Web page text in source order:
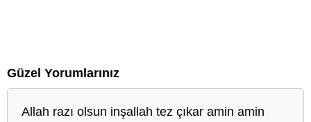
Güzel Yorumlarınız
Allah razı olsun inşallah tez çıkar amin amin